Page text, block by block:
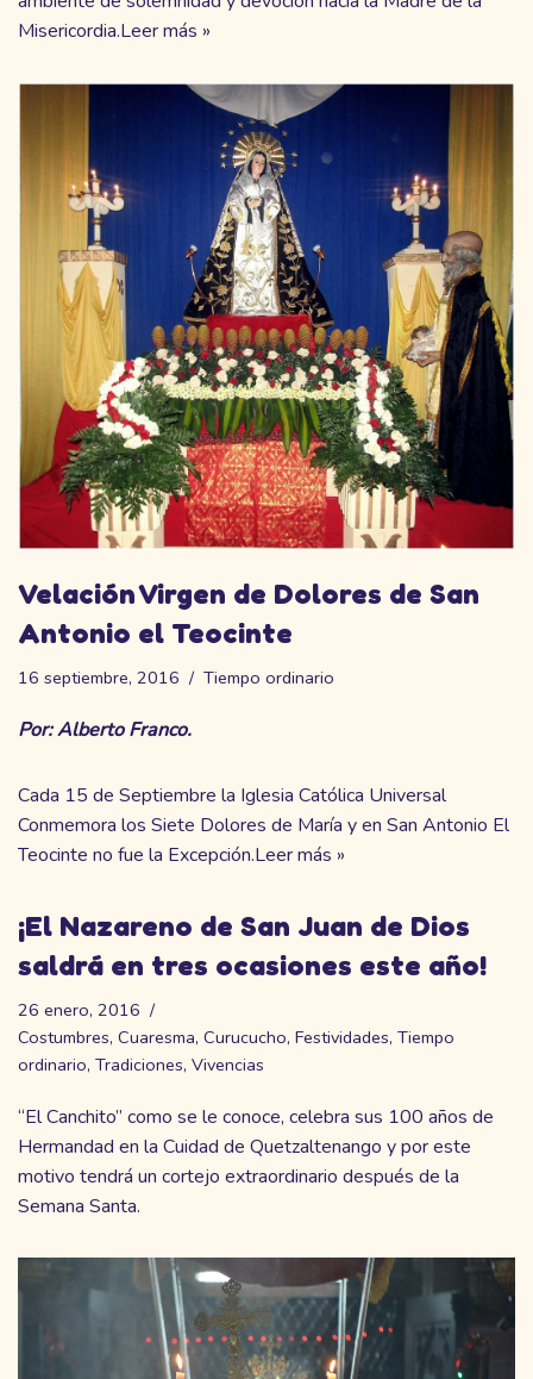
Misericordia.Leer más »
Velación Virgen de Dolores de San
Antonio el Teocinte
16 septiembre, 2016 Tiempo ordinario
Por: Alberto Franco.
Cada 15 de Septiembre la Iglesia Católica Universal
Conmemora los Siete Dolores de María y en San Antonio El
Teocinte no fue la Excepción.Leer más »
¡El Nazareno de San Juan de Dios
saldrá en tres ocasiones este año!
26 enero, 2016
Costumbres, Cuaresma, Curucucho, Festividades, Tiempo
ordinario, Tradiciones, Vivencias
“El Canchito” como se le conoce, celebra sus 100 años de
Hermandad en la Cuidad de Quetzaltenango y por este
motivo tendrá un cortejo extraordinario después de la
Semana Santa.